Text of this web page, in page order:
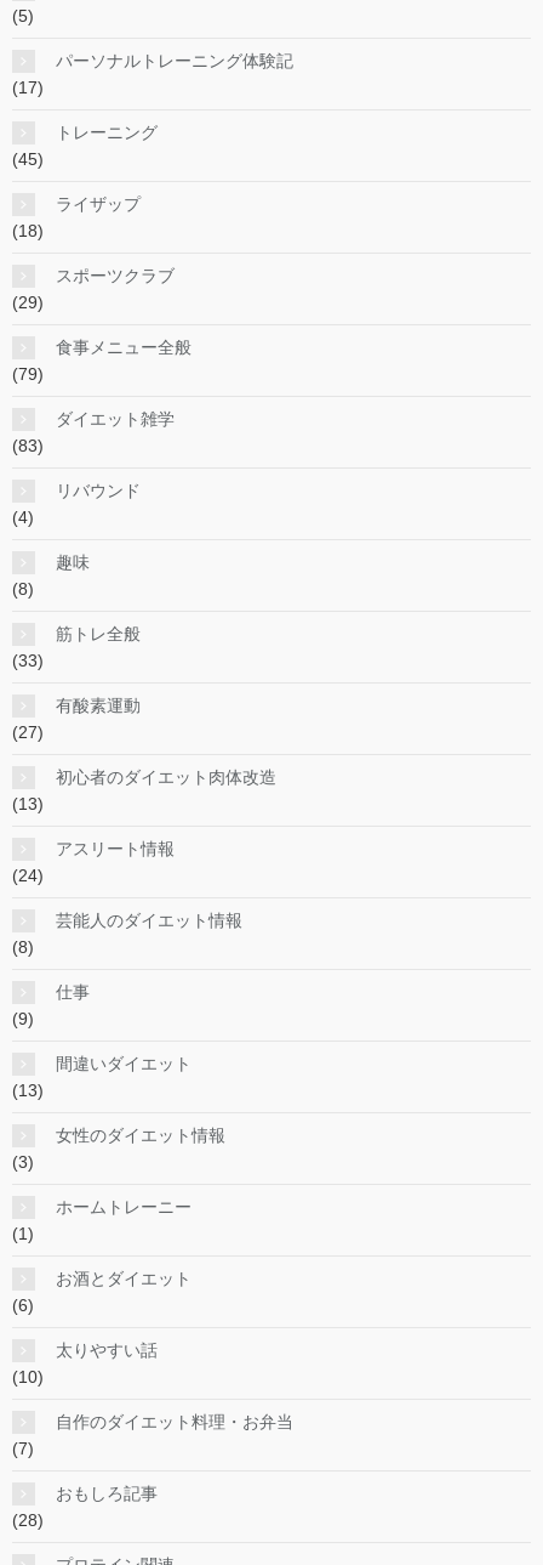
(5)
パーソナルトレーニング体験記
(17)
トレーニング
(45)
ライザップ
(18)
スポーツクラブ
(29)
食事メニュー全般
(79)
ダイエット雑学
(83)
リバウンド
(4)
趣味
(8)
筋トレ全般
(33)
有酸素運動
(27)
初心者のダイエット肉体改造
(13)
アスリート情報
(24)
芸能人のダイエット情報
(8)
仕事
(9)
間違いダイエット
(13)
女性のダイエット情報
(3)
ホームトレーニー
(1)
お酒とダイエット
(6)
太りやすい話
(10)
自作のダイエット料理・お弁当
(7)
おもしろ記事
(28)